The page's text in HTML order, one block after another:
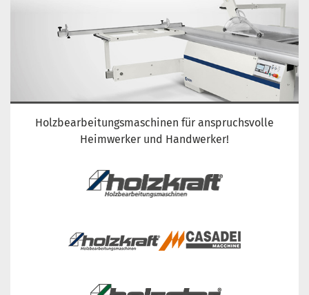
Holzbearbeitungsmaschinen für anspruchsvolle
Heimwerker und Handwerker!